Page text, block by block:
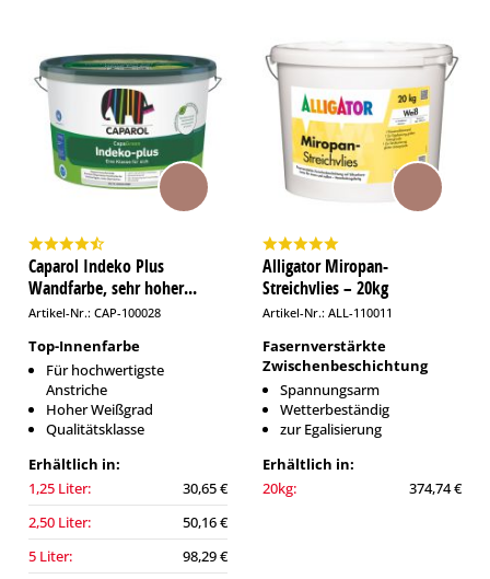
Caparol Indeko Plus
Wandfarbe, sehr hoher...
Artikel-Nr.: CAP-100028
Top-Innenfarbe
Für hochwertigste
Anstriche
Hoher Weißgrad
Qualitätsklasse
Erhältlich in:
1,25 Liter:
30,65 €
2,50 Liter:
50,16 €
5 Liter:
98,29 €
Alligator Miropan-
Streichvlies – 20kg
Artikel-Nr.: ALL-110011
Fasernverstärkte
Zwischenbeschichtung
Spannungsarm
Wetterbeständig
zur Egalisierung
Erhältlich in:
20kg:
374,74 €